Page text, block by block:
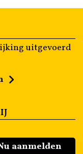
uitgevoerd
aanmelden